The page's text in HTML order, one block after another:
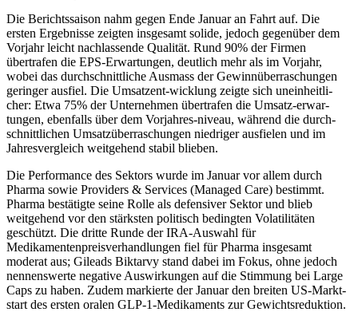
Die Berichts­saison nahm gegen Ende Januar an Fahrt auf. Die
ersten Ergeb­nisse zeigten insge­samt solide, jedoch gegen­über dem
Vorjahr leicht nachlas­sende Qualität. Rund 90% der Firmen
übertrafen die EPS-Erwar­tungen, deutlich mehr als im Vorjahr,
wobei das durch­schnitt­liche Ausmass der Gewinnüberra­schungen
geringer ausfiel. Die Umsatzent-wicklung zeigte sich unein­heit­li­
cher: Etwa 75% der Unter­nehmen übertrafen die Umsatz-erwar­
tungen, ebenfalls über dem Vorjahres-niveau, während die durch­
schnitt­li­chen Umsatz­über­ra­schungen niedriger ausfielen und im
Jahres­ver­gleich weitge­hend stabil blieben.
Die Perfor­mance des Sektors wurde im Januar vor allem durch
Pharma sowie Provi­ders & Services (Managed Care) bestimmt.
Pharma bestä­tigte seine Rolle als defen­siver Sektor und blieb
weitge­hend vor den stärk­sten politisch bedingten Volati­li­täten
geschützt. Die dritte Runde der IRA-Auswahl für
Medikamentenpreis­verhandlungen fiel für Pharma insge­samt
moderat aus; Gileads Biktarvy stand dabei im Fokus, ohne jedoch
nennens­werte negative Auswir­kungen auf die Stimmung bei Large
Caps zu haben. Zudem markierte der Januar den breiten US-Markt­
start des ersten oralen GLP-1-Medika­ments zur Gewichts­re­duk­tion.